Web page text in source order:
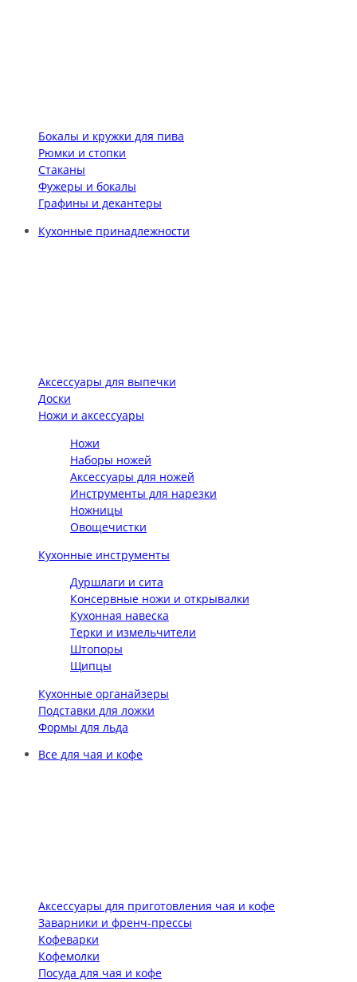
Бокалы и кружки для пива
Рюмки и стопки
Стаканы
Фужеры и бокалы
Графины и декантеры
Кухонные принадлежности
Аксессуары для выпечки
Доски
Ножи и аксессуары
Ножи
Наборы ножей
Аксессуары для ножей
Инструменты для нарезки
Ножницы
Овощечистки
Кухонные инструменты
Дуршлаги и сита
Консервные ножи и открывалки
Кухонная навеска
Терки и измельчители
Штопоры
Щипцы
Кухонные органайзеры
Подставки для ложки
Формы для льда
Все для чая и кофе
Аксессуары для приготовления чая и кофе
Заварники и френч-прессы
Кофеварки
Кофемолки
Посуда для чая и кофе